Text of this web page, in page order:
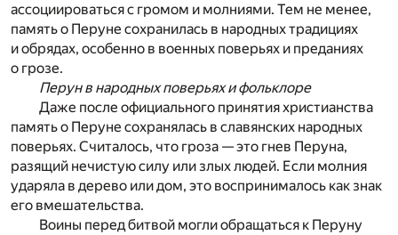
ассоциироваться с громом и молниями. Тем не менее,
память о Перуне сохранилась в народных традициях
и обрядах, особенно в военных поверьях и преданиях
о грозе.
Перун в народных поверьях и фольклоре
Даже после официального принятия христианства
память о Перуне сохранялась в славянских народных
поверьях. Считалось, что гроза — это гнев Перуна,
разящий нечистую силу или злых людей. Если молния
ударяла в дерево или дом, это воспринималось как знак
его вмешательства.
Воины перед битвой могли обращаться к Перуну